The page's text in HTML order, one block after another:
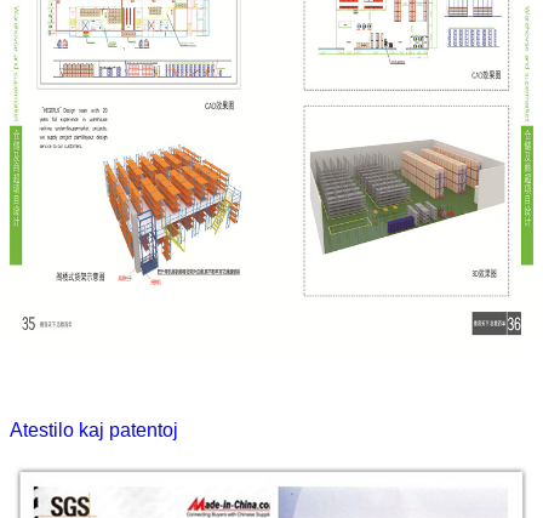
Atestilo kaj patentoj